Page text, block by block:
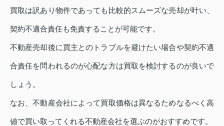
買取は訳あり物件であっても比較的スムーズな売却が叶い、
契約不適合責任も免責することが可能です。
不動産売却後に買主とのトラブルを避けたい場合や契約不適
合責任を問われるのが心配な方は買取を検討するのが良いで
しょう。
なお、不動産会社によって買取価格は異なるためなるべく高
値で買い取ってくれる不動産会社を選ぶのがおすすめです。